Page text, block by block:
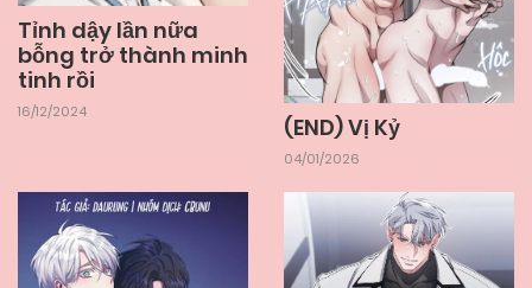
Tỉnh dậy lần nữa
bỗng trở thành minh
tinh rồi
16/12/2024
(END) Vị Kỷ
04/01/2026